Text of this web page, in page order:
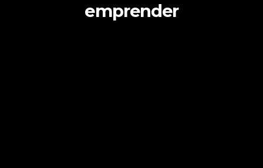
emprender